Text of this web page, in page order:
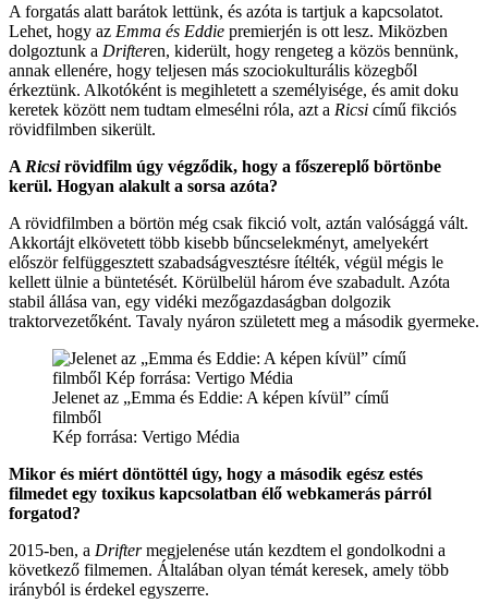
A forgatás alatt barátok lettünk, és azóta is tartjuk a kapcsolatot.
Lehet, hogy az Emma és Eddie premierjén is ott lesz. Miközben
dolgoztunk a Drifteren, kiderült, hogy rengeteg a közös bennünk,
annak ellenére, hogy teljesen más szociokulturális közegből
érkeztünk. Alkotóként is megihletett a személyisége, és amit doku
keretek között nem tudtam elmesélni róla, azt a Ricsi című fikciós
rövidfilmben sikerült.
A Ricsirövidfilm úgy végződik, hogy a főszereplő börtönbe
kerül. Hogyan alakult a sorsa azóta?
A rövidfilmben a börtön még csak fikció volt, aztán valósággá vált.
Akkortájt elkövetett több kisebb bűncselekményt, amelyekért
először felfüggesztett szabadságvesztésre ítélték, végül mégis le
kellett ülnie a büntetését. Körülbelül három éve szabadult. Azóta
stabil állása van, egy vidéki mezőgazdaságban dolgozik
traktorvezetőként. Tavaly nyáron született meg a második gyermeke.
Jelenet az „Emma és Eddie: A képen kívül” című
filmből
Kép forrása: Vertigo Média
Mikor és miért döntöttél úgy, hogy a második egész estés
filmedet egy toxikus kapcsolatban élő webkamerás párról
forgatod?
2015-ben, a Driftermegjelenése után kezdtem el gondolkodni a
következő filmemen. Általában olyan témát keresek, amely több
irányból is érdekel egyszerre.